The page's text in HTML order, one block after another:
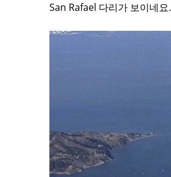
San Rafael 다리가 보이네요.